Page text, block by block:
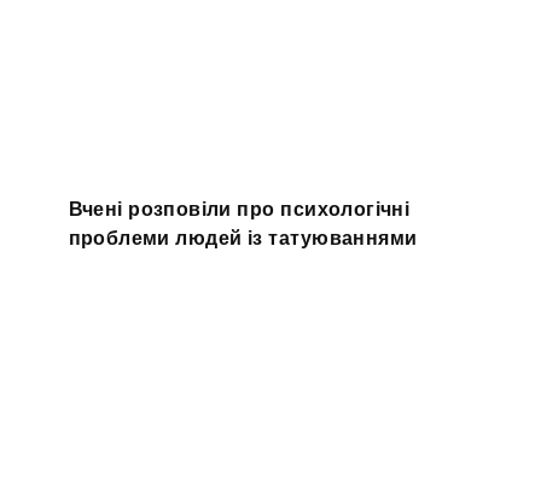
Вчені розповіли про психологічні
проблеми людей із татуюваннями